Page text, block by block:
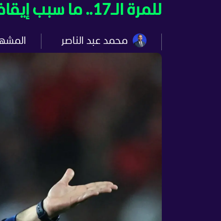
للمرة الـ17.. ما سبب إيقاف جديد لقيد نادي الزمالك؟
محمد عبد الناصر